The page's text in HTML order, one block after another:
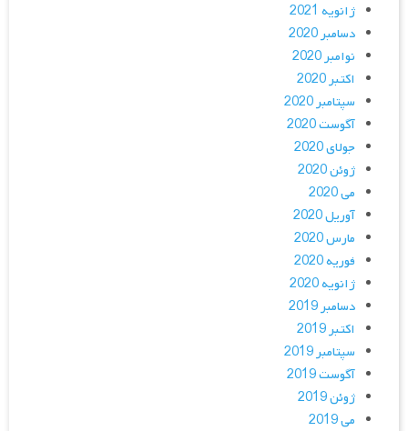
ژانویه 2021
دسامبر 2020
نوامبر 2020
اکتبر 2020
سپتامبر 2020
آگوست 2020
جولای 2020
ژوئن 2020
می 2020
آوریل 2020
مارس 2020
فوریه 2020
ژانویه 2020
دسامبر 2019
اکتبر 2019
سپتامبر 2019
آگوست 2019
ژوئن 2019
می 2019